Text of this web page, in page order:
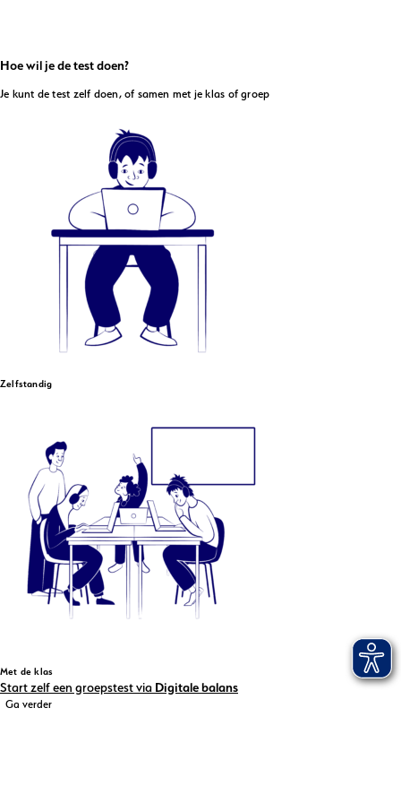
Hoe wil je de test doen?
Je kunt de test zelf doen, of samen met je klas of groep
Zelfstandig
Met de klas
Start zelf een groepstest via Digitale balans
Ga verder